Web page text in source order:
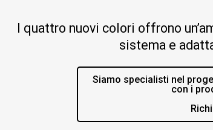
I quattro nuovi colori offrono
sistema e
Siamo specialisti nel
con i